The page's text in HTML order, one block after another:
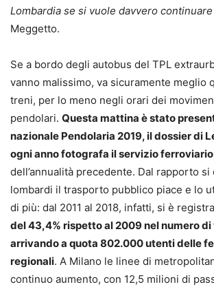
Lombardia se si vuole davvero
Meggetto.
Se a bordo degli autobus del TPL
vanno malissimo, va sicuramente meglio
treni, per lo meno negli orari dei
pendolari. Questa mattina è stato
nazionale Pendolaria 2019, il dossier di
ogni anno fotografa il servizio
dell’annualità precedente. Dal rapporto si
lombardi il trasporto pubblico piace e lo
di più: dal 2011 al 2018, infatti, si è
del 43,4% rispetto al 2009 nel numero
arrivando a quota 802.000 utenti delle
regionali. A Milano le linee di
continuo aumento, con 12,5 milioni di